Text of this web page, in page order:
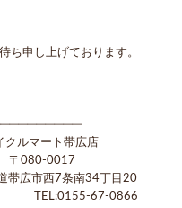
ち申し上げております。
マート帯広店
0017
西7条南34丁目20
67-0866